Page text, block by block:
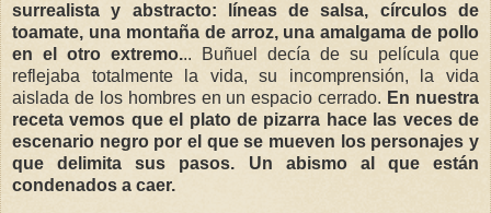
surrealista y abstracto: líneas de salsa, círculos de
toamate, una montaña de arroz, una amalgama de pollo
en el otro extremo... Buñuel decía de su película que
reflejaba totalmente la vida, su incomprensión, la vida
aislada de los hombres en un espacio cerrado. En nuestra
receta vemos que el plato de pizarra hace las veces de
escenario negro por el que se mueven los personajes y
que delimita sus pasos. Un abismo al que están
condenados a caer.